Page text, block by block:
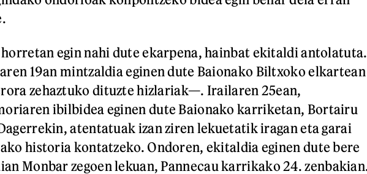
egin nahi dute ekarpena, hainbat ekitaldi antolatuta.
19an mintzaldia eginen dute Baionako Biltxoko elkartean
zehaztuko dituzte hizlariak—. Irailaren 25ean,
ibilbidea eginen dute Baionako karriketan, Bortairu
atentatuak izan ziren lekuetatik iragan eta garai
historia kontatzeko. Ondoren, ekitaldia eginen dute bere
Monbar zegoen lekuan, Pannecau karrikako 24.